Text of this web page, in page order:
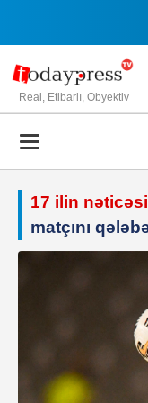
Real, Etibarlı, Obyektiv
17 ilin
matçını